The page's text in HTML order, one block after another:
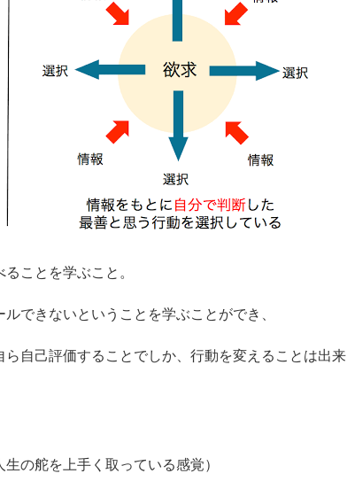
ことを学ぶこと。
できないということを学ぶことができ、
自己評価することでしか、行動を変えることは出来
の舵を上手く取っている感覚）